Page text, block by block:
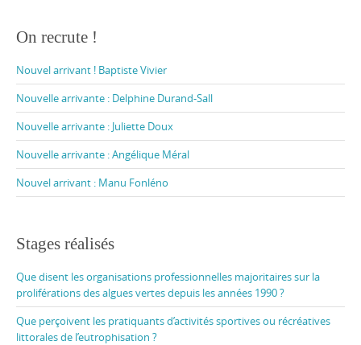
On recrute !
Nouvel arrivant ! Baptiste Vivier
Nouvelle arrivante : Delphine Durand-Sall
Nouvelle arrivante : Juliette Doux
Nouvelle arrivante : Angélique Méral
Nouvel arrivant : Manu Fonléno
Stages réalisés
Que disent les organisations professionnelles majoritaires sur la
proliférations des algues vertes depuis les années 1990 ?
Que perçoivent les pratiquants d’activités sportives ou récréatives
littorales de l’eutrophisation ?